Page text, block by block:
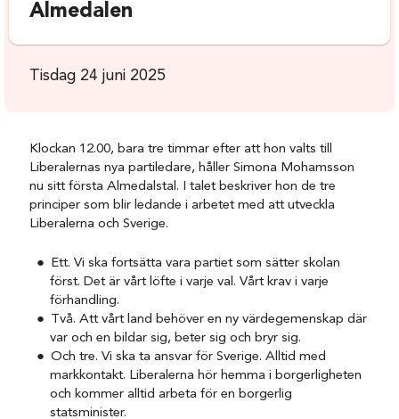
Almedalen
Tisdag 24 juni 2025
Klockan 12.00, bara tre timmar efter att hon valts till
Liberalernas nya partiledare, håller Simona Mohamsson
nu sitt första Almedalstal. I talet beskriver hon de tre
principer som blir ledande i arbetet med att utveckla
Liberalerna och Sverige.
Ett. Vi ska fortsätta vara partiet som sätter skolan
först. Det är vårt löfte i varje val. Vårt krav i varje
förhandling.
Två. Att vårt land behöver en ny värdegemenskap där
var och en bildar sig, beter sig och bryr sig.
Och tre. Vi ska ta ansvar för Sverige. Alltid med
markkontakt. Liberalerna hör hemma i borgerligheten
och kommer alltid arbeta för en borgerlig
statsminister.